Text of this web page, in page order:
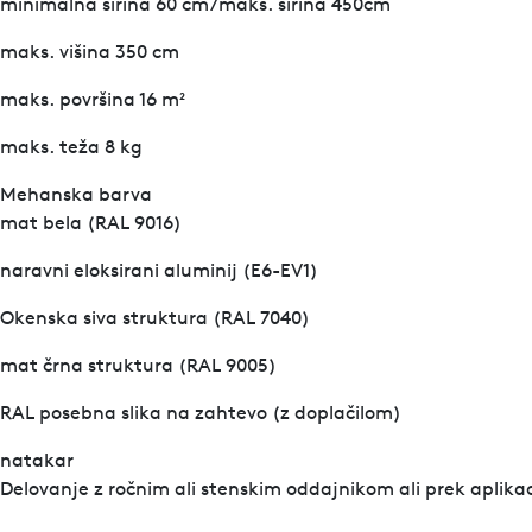
maks. višina 350 cm
maks. površina 16 m²
maks. teža 8 kg
Mehanska barva
mat bela (RAL 9016)
naravni eloksirani aluminij (E6-EV1)
Okenska siva struktura (RAL 7040)
mat črna struktura (RAL 9005)
RAL posebna slika na zahtevo (z doplačilom)
natakar
Delovanje z ročnim ali stenskim oddajnikom ali prek